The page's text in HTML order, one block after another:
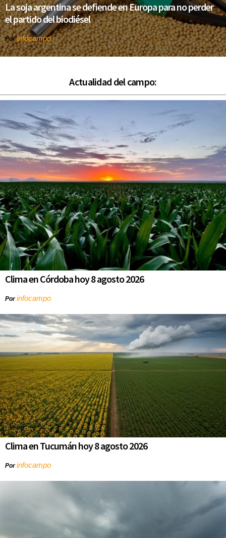
La soja argentina se defiende en Europa para no perder
el partido del biodiésel
Porinfocampo
Actualidad del campo:
Clima en Córdoba hoy 8 agosto 2026
Porinfocampo
Clima en Tucumán hoy 8 agosto 2026
Porinfocampo